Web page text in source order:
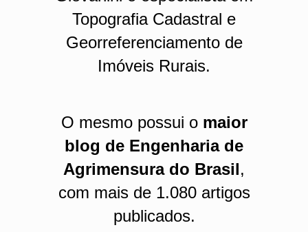
Topografia Cadastral e
Georreferenciamento de
Imóveis Rurais.
O mesmo possui o maior
blog de Engenharia de
Agrimensura do Brasil,
com mais de 1.080 artigos
publicados.